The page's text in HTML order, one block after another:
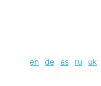
en de es ru
uk